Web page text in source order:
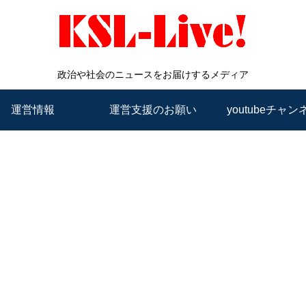
政治や社会のニュースをお届けするメディア
運営情報 運営支援のお願い youtubeチャン